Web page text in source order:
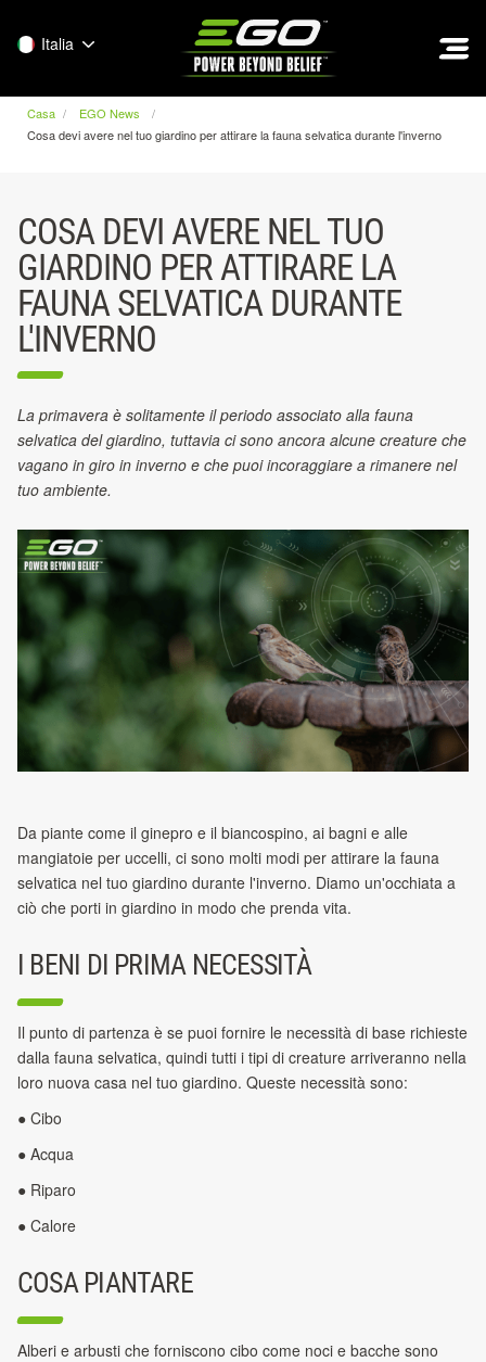
Italia
Casa
EGO News
Cosa devi avere nel tuo giardino per attirare la fauna selvatica durante l'inverno
COSA DEVI AVERE NEL TUO
GIARDINO PER ATTIRARE LA
FAUNA SELVATICA DURANTE
L'INVERNO
La primavera è solitamente il periodo associato alla fauna
selvatica del giardino, tuttavia ci sono ancora alcune creature che
vagano in giro in inverno e che puoi incoraggiare a rimanere nel
tuo ambiente.
Da piante come il ginepro e il biancospino, ai bagni e alle
mangiatoie per uccelli, ci sono molti modi per attirare la fauna
selvatica nel tuo giardino durante l'inverno. Diamo un'occhiata a
ciò che porti in giardino in modo che prenda vita.
I BENI DI PRIMA NECESSITÀ
Il punto di partenza è se puoi fornire le necessità di base richieste
dalla fauna selvatica, quindi tutti i tipi di creature arriveranno nella
loro nuova casa nel tuo giardino. Queste necessità sono:
● Cibo
● Acqua
● Riparo
● Calore
COSA PIANTARE
Alberi e arbusti che forniscono cibo come noci e bacche sono